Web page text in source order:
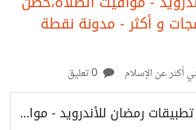
اذهب في كل مرة مكتب البريد
ان امازون سيتولى اخذ ارسال
شحن يمكنني التعامل معها؟ هل
مع شركا الشحن ،
و أكثر - مدونة نقطة
أكثر عن الإسلام
تطبيقات رمضان للأندرويد - مواقيت الصلاة،حصن المسلم،رسائل ومسجات و أكثر